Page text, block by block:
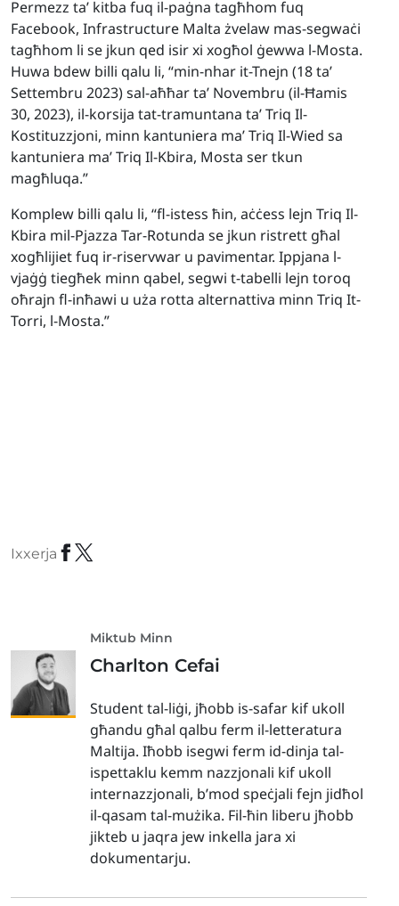
Permezz ta’ kitba fuq il-paġna tagħhom fuq
Facebook, Infrastructure Malta żvelaw mas-segwaċi
tagħhom li se jkun qed isir xi xogħol ġewwa l-Mosta.
Huwa bdew billi qalu li, “min-nhar it-Tnejn (18 ta’
Settembru 2023) sal-aħħar ta’ Novembru (il-Ħamis
30, 2023), il-korsija tat-tramuntana ta’ Triq Il-
Kostituzzjoni, minn kantuniera ma’ Triq Il-Wied sa
kantuniera ma’ Triq Il-Kbira, Mosta ser tkun
magħluqa.”
Komplew billi qalu li, “fl-istess ħin, aċċess lejn Triq Il-
Kbira mil-Pjazza Tar-Rotunda se jkun ristrett għal
xogħlijiet fuq ir-riservwar u pavimentar. Ippjana l-
vjaġġ tiegħek minn qabel, segwi t-tabelli lejn toroq
oħrajn fl-inħawi u uża rotta alternattiva minn Triq It-
Torri, l-Mosta.”
Ixxerja
Miktub Minn
Charlton Cefai
Student tal-liġi, jħobb is-safar kif ukoll
għandu għal qalbu ferm il-letteratura
Maltija. Iħobb isegwi ferm id-dinja tal-
ispettaklu kemm nazzjonali kif ukoll
internazzjonali, b’mod speċjali fejn jidħol
il-qasam tal-mużika. Fil-ħin liberu jħobb
jikteb u jaqra jew inkella jara xi
dokumentarju.